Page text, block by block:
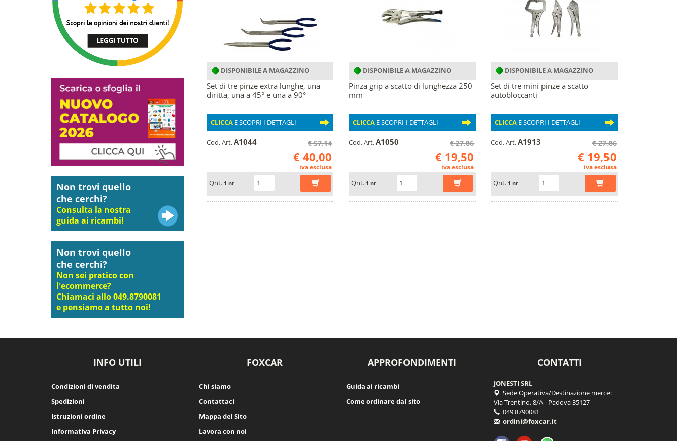
Non trovi quello
che cerchi?
Consulta la nostra
guida ai ricambi!
Non trovi quello
che cerchi?
Non sei pratico con
l'ecommerce?
Chiamaci allo 049.8790081
e pensiamo a tutto noi!
DISPONIBILE A MAGAZZINO
Set di tre pinze extra lunghe, una
diritta, una a 45° e una a 90°
CLICCAE SCOPRI I DETTAGLI
Cod. Art.A1044 € 57,14
€ 40,00
iva esclusa
Qnt. 1 nr
DISPONIBILE A MAGAZZINO
Pinza grip a scatto di lunghezza 250
mm
CLICCAE SCOPRI I DETTAGLI
Cod. Art.A1050 € 27,86
€ 19,50
iva esclusa
Qnt. 1 nr
DISPONIBILE A MAGAZZINO
Set di tre mini pinze a scatto
autobloccanti
CLICCA E SCOPRI I DETTAGLI
Cod. Art.A1913 € 27,86
€ 19,50
iva esclusa
Qnt. 1 nr
INFO UTILI
Condizioni di vendita
Spedizioni
Istruzioni ordine
Informativa Privacy
FOXCAR
Chi siamo
Contattaci
Mappa del Sito
Lavora con noi
APPROFONDIMENTI
Guida ai ricambi
Come ordinare dal sito
CONTATTI
JONESTI SRL
Sede Operativa/Destinazione merce:
Via Trentino, 8/A - Padova 35127
049 8790081
ordini@foxcar.it